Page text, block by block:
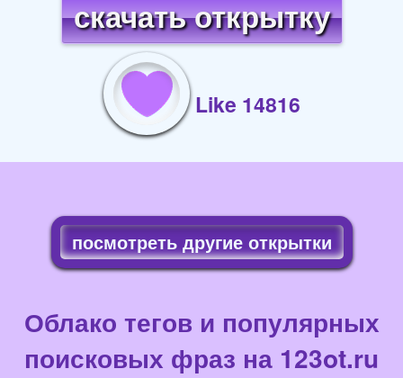
скачать открытку
Like 14816
посмотреть другие открытки
Облако тегов и популярных
поисковых фраз на 123ot.ru